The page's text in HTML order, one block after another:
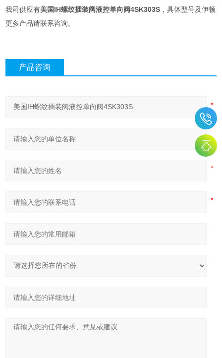
我司供应有美国IH螺纹插装阀液控单向阀4SK303S ，具体型号及伊顿
更多产品请联系咨询。
产品咨询